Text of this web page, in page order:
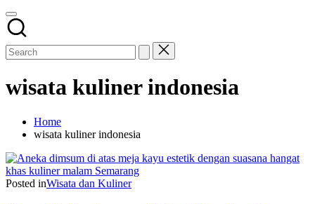
wisata kuliner indonesia
Home
wisata kuliner indonesia
Posted inWisata dan Kuliner